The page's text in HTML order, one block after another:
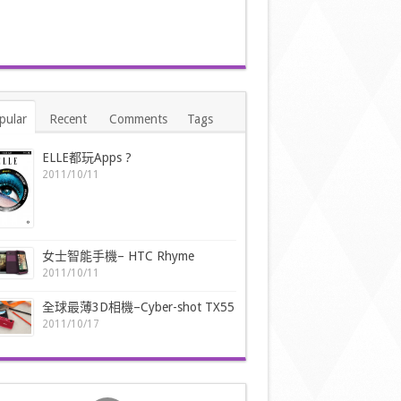
Recent Comments Tags
ELLE都玩Apps ?
2011/10/11
女士智能手機– HTC Rhyme
2011/10/11
全球最薄3D相機–Cyber-shot TX55
2011/10/17